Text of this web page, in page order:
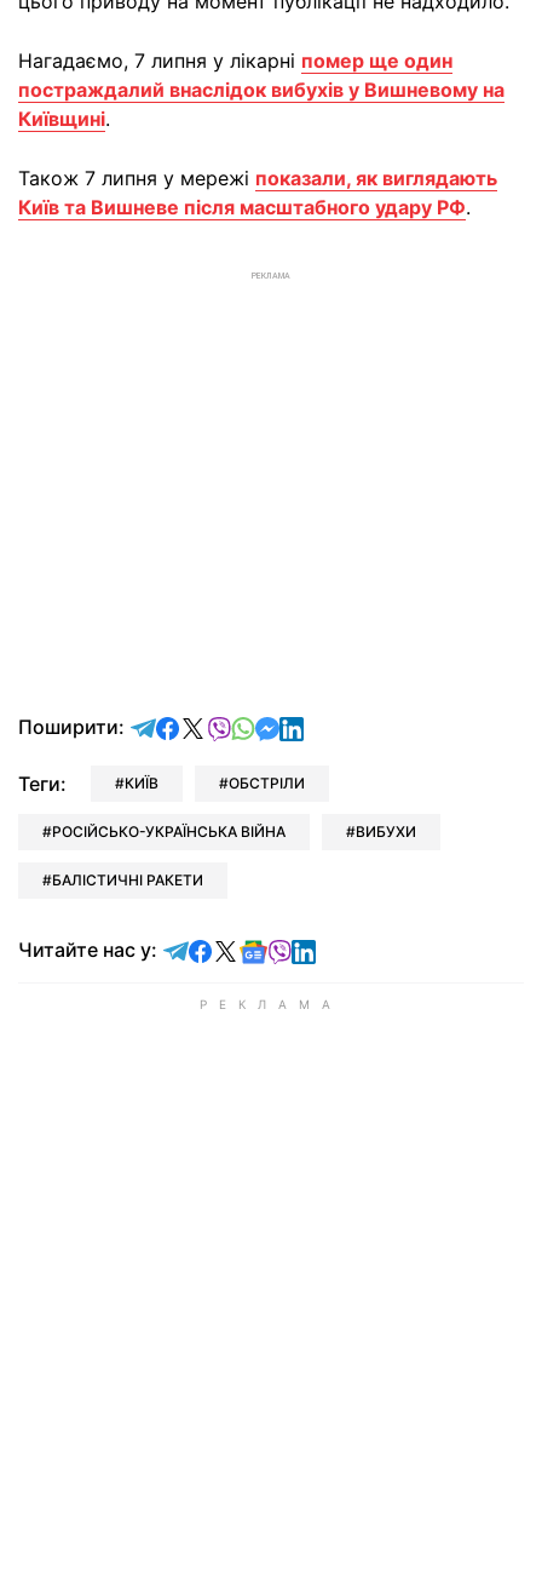
Нагадаємо, 7 липня у лікарні помер ще один
постраждалий внаслідок вибухів у Вишневому на
Київщині.
Також 7 липня у мережі показали, як виглядають
Київ та Вишневе після масштабного удару РФ.
РЕКЛАМА
Поширити: відправити у Telegram
поділитись у Facebook
поділитись у X
відправити у Viber
відправити у Whatsapp
відправити у Messenger
відправити у LinkedIn
Теги: КИЇВ ОБСТРІЛИ
РОСІЙСЬКО-УКРАЇНСЬКА ВІЙНА ВИБУХИ
БАЛІСТИЧНІ РАКЕТИ
Читайте нас у: Читайте у Telegram
Читайте у Facebook
Читайте у X
Читайте у Google news
Читайте у Viber
Читайте у LinkedIn